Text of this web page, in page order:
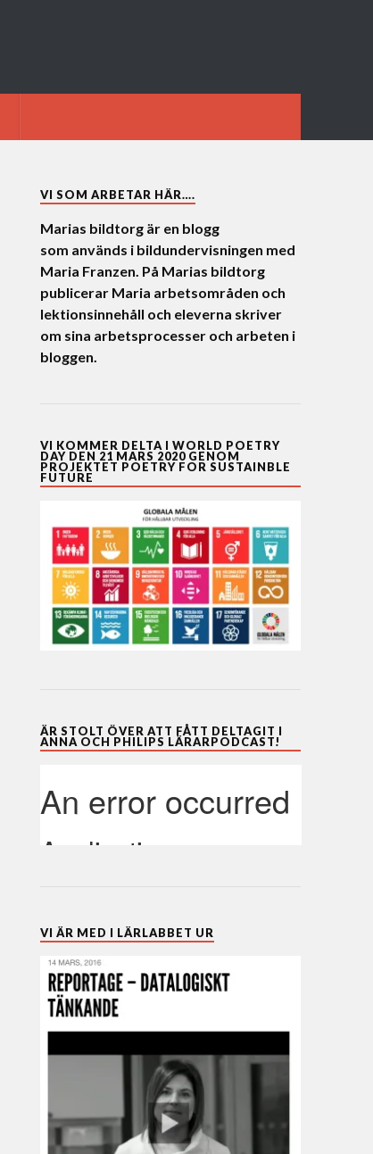
VI SOM ARBETAR HÄR….
Marias bildtorg är en blogg
som används i bildundervisningen med
Maria Franzen. På Marias bildtorg
publicerar Maria arbetsområden och
lektionsinnehåll och eleverna skriver
om sina arbetsprocesser och arbeten i
bloggen.
VI KOMMER DELTA I WORLD POETRY
DAY DEN 21 MARS 2020 GENOM
PROJEKTET POETRY FOR SUSTAINBLE
FUTURE
ÄR STOLT ÖVER ATT FÅTT DELTAGIT I
ANNA OCH PHILIPS LÄRARPODCAST!
VI ÄR MED I LÄRLABBET UR